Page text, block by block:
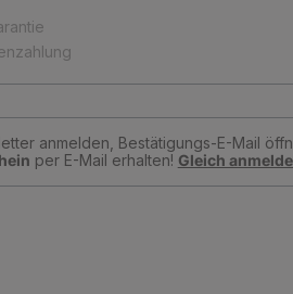
anmelden, Bestätigungs-E-Mail
per E-Mail erhalten! Gleich